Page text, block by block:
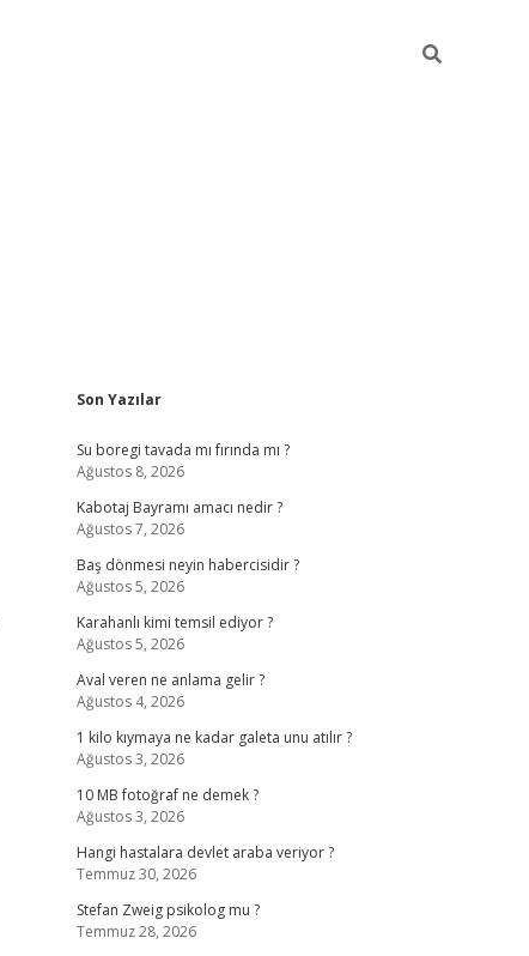
Sidebar
Son Yazılar
Su boregi tavada mı fırında mı ?
Ağustos 8, 2026
Kabotaj Bayramı amacı nedir ?
Ağustos 7, 2026
Baş dönmesi neyin habercisidir ?
Ağustos 5, 2026
Karahanlı kimi temsil ediyor ?
Ağustos 5, 2026
Aval veren ne anlama gelir ?
Ağustos 4, 2026
1 kilo kıymaya ne kadar galeta unu atılır ?
Ağustos 3, 2026
10 MB fotoğraf ne demek ?
Ağustos 3, 2026
Hangi hastalara devlet araba veriyor ?
Temmuz 30, 2026
Stefan Zweig psikolog mu ?
Temmuz 28, 2026
ilbet